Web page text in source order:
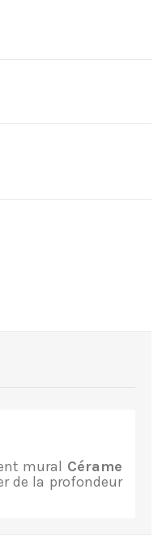
mural Cérame
de la profondeur